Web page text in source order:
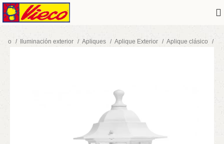
Iluminación exterior Apliques Aplique Exterior Aplique clásico